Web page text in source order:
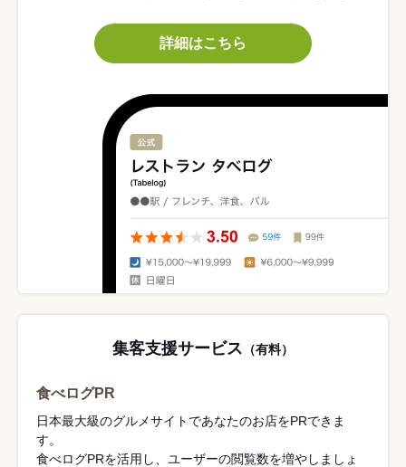
詳細はこちら
集客支援サービス （有料）
食べログPR
日本最大級のグルメサイトであなたのお店をPRできま
す。
食べログPRを活用し、ユーザーの閲覧数を増やしましょ